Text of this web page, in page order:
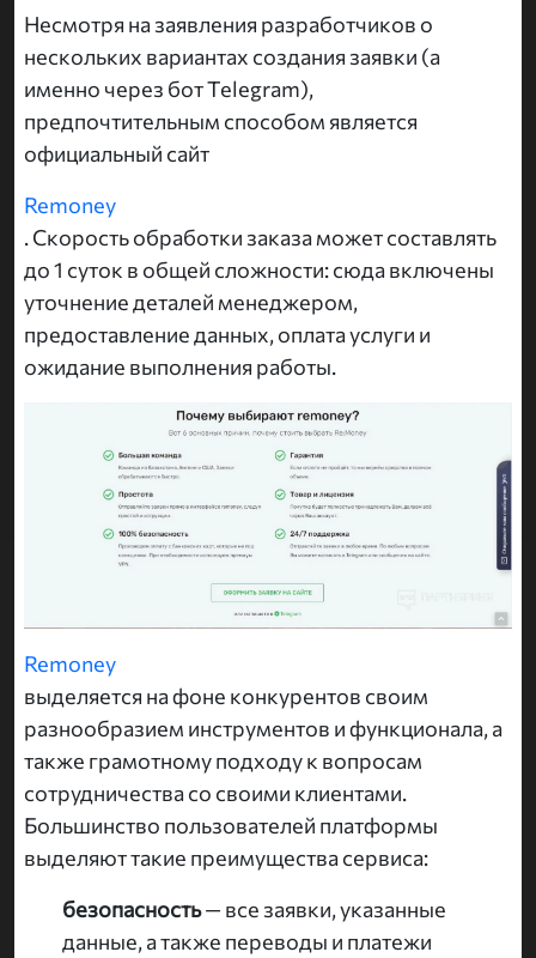
Несмотря на заявления разработчиков о
нескольких вариантах создания заявки (а
именно через бот Telegram),
предпочтительным способом является
официальный сайт
Remoney
. Скорость обработки заказа может составлять
до 1 суток в общей сложности: сюда включены
уточнение деталей менеджером,
предоставление данных, оплата услуги и
ожидание выполнения работы.
Remoney
выделяется на фоне конкурентов своим
разнообразием инструментов и функционала, а
также грамотному подходу к вопросам
сотрудничества со своими клиентами.
Большинство пользователей платформы
выделяют такие преимущества сервиса:
безопасность— все заявки, указанные
данные, а также переводы и платежи